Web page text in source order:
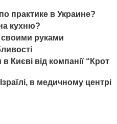
практике в Украине?
кухню?
своими руками
Києві від компанії “Крот
в медичному центрі